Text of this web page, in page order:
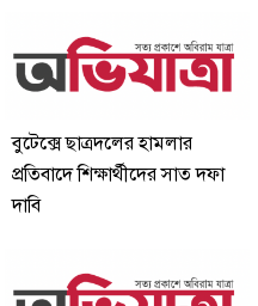
বুটেক্সে ছাত্রদলের হামলার
প্রতিবাদে শিক্ষার্থীদের সাত দফা
দাবি